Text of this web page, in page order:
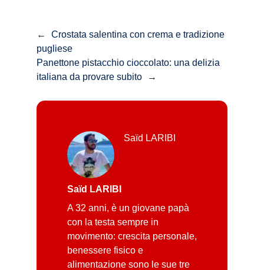
←
Crostata salentina con crema e tradizione
pugliese
Panettone pistacchio cioccolato: una delizia
italiana da provare subito
→
Saïd LARIBI
Saïd LARIBI
A 32 anni, è un giovane papà
con la testa sempre in
movimento: crescita personale,
benessere fisico e
alimentazione sono le sue tre